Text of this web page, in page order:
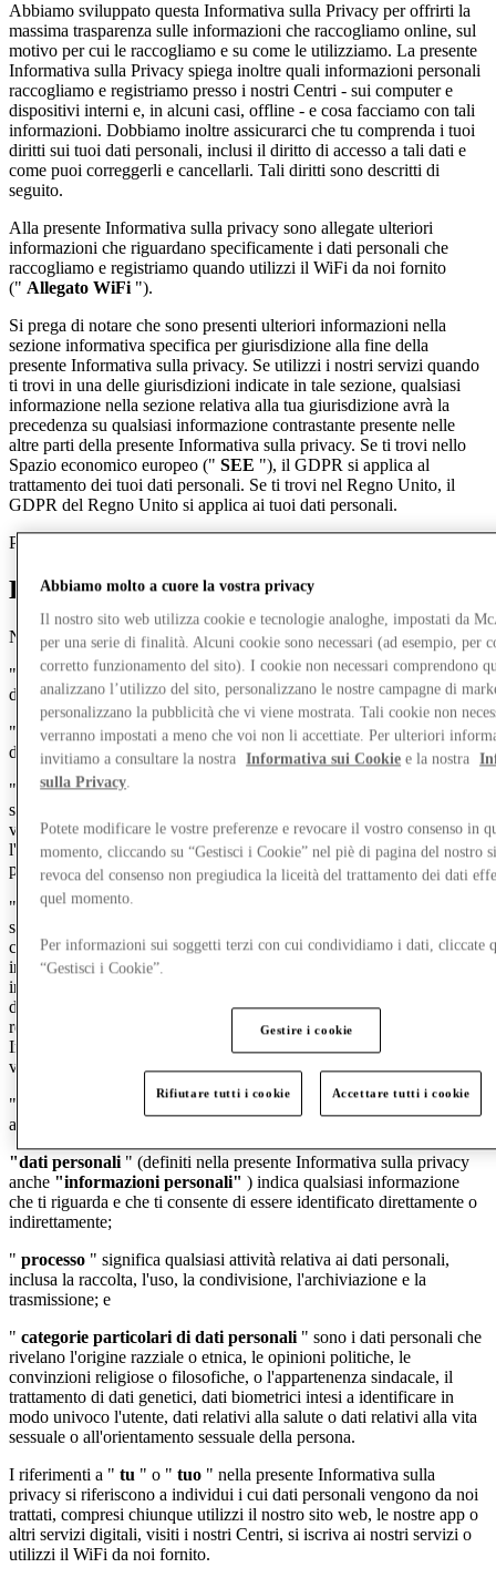
Abbiamo sviluppato questa Informativa sulla Privacy per offrirti la
massima trasparenza sulle informazioni che raccogliamo online, sul
motivo per cui le raccogliamo e su come le utilizziamo. La presente
Informativa sulla Privacy spiega inoltre quali informazioni personali
raccogliamo e registriamo presso i nostri Centri - sui computer e
dispositivi interni e, in alcuni casi, offline - e cosa facciamo con tali
informazioni. Dobbiamo inoltre assicurarci che tu comprenda i tuoi
diritti sui tuoi dati personali, inclusi il diritto di accesso a tali dati e
come puoi correggerli e cancellarli. Tali diritti sono descritti di
seguito.
Alla presente Informativa sulla privacy sono allegate ulteriori
informazioni che riguardano specificamente i dati personali che
raccogliamo e registriamo quando utilizzi il WiFi da noi fornito
(" Allegato WiFi ").
Si prega di notare che sono presenti ulteriori informazioni nella
sezione informativa specifica per giurisdizione alla fine della
presente Informativa sulla privacy. Se utilizzi i nostri servizi quando
ti trovi in una delle giurisdizioni indicate in tale sezione, qualsiasi
informazione nella sezione relativa alla tua giurisdizione avrà la
precedenza su qualsiasi informazione contrastante presente nelle
altre parti della presente Informativa sulla privacy. Se ti trovi nello
Spazio economico europeo (" SEE "), il GDPR si applica al
trattamento dei tuoi dati personali. Se ti trovi nel Regno Unito, il
GDPR del Regno Unito si applica ai tuoi dati personali.
Per maggiori informazioni cliccare sulle sezioni sottostanti.
Definizioni e interpretazione
Nella presente Informativa sulla privacy:
"
Centro" ha il significato attribuito nel paragrafo 1
dell'Introduzione di cui sopra;
"
Proprietario del centro" significa il proprietario di uno dei centri
da noi gestiti;
"
titolare del trattamento
società che prende decisioni su come e perché i tuoi dati personali
vengono elaborati ed è quindi responsabile di garantire che
l'elaborazione venga effettuata in conformità con le leggi sulla
protezione dei dati pertinenti;
"
Società del Gruppo
società madre di McArthurGlen UK Limited o qualsiasi sua
controllata diretta o indiretta (e il termine"Società del Gruppo"è
interpretato di conseguenza). Le nostre Società del Gruppo
includono le società di gestione controllate che operano in ciascuna
delle nostre sedi. Un elenco di queste Società del Gruppo, con le
relative sedi e i relativi recapiti, è disponibile alla fine della presente
Informativa sulla Privacy. Potremmo modificare questo elenco di
volta in volta;
"
", "noi", "ci" o "nostro "ha il significato
attribuito nel paragrafo 2 dell'Introduzione di cui sopra.
"dati personali " (definiti nella presente Informativa sulla privacy
anche "informazioni personali" ) indica qualsiasi informazione
che ti riguarda e che ti consente di essere identificato direttamente o
indirettamente;
" processo " significa qualsiasi attività relativa ai dati personali,
inclusa la raccolta, l'uso, la condivisione, l'archiviazione e la
trasmissione; e
" categorie particolari di dati personali " sono i dati personali che
rivelano l'origine razziale o etnica, le opinioni politiche, le
convinzioni religiose o filosofiche, o l'appartenenza sindacale, il
trattamento di dati genetici, dati biometrici intesi a identificare in
modo univoco l'utente, dati relativi alla salute o dati relativi alla vita
sessuale o all'orientamento sessuale della persona.
I riferimenti a " tu " o " tuo " nella presente Informativa sulla
privacy si riferiscono a individui i cui dati personali vengono da noi
trattati, compresi chiunque utilizzi il nostro sito web, le nostre app o
altri servizi digitali, visiti i nostri Centri, si iscriva ai nostri servizi o
utilizzi il WiFi da noi fornito.
Abbiamo molto a cuore la vostra privacy
Il nostro sito web utilizza cookie e tecnologie analoghe, impostati da
per una serie di finalità. Alcuni cookie sono necessari (ad esempio, per
corretto funzionamento del sito). I cookie non necessari comprendono
analizzano l’utilizzo del sito, personalizzano le nostre campagne di
personalizzano la pubblicità che vi viene mostrata. Tali cookie non
verranno impostati a meno che voi non li accettiate. Per ulteriori
invitiamo a consultare la nostra
Informativa sui Cookie e la nostra
sulla Privacy.
Potete modificare le vostre preferenze e revocare il vostro consenso in
momento, cliccando su “Gestisci i Cookie” nel piè di pagina del nostro
revoca del consenso non pregiudica la liceità del trattamento dei dati
quel momento.
Per informazioni sui soggetti terzi con cui condividiamo i dati, cliccate
“Gestisci i Cookie”.
Gestire i cookie
Rifiutare tutti i cookie Accettare tutti i cookie